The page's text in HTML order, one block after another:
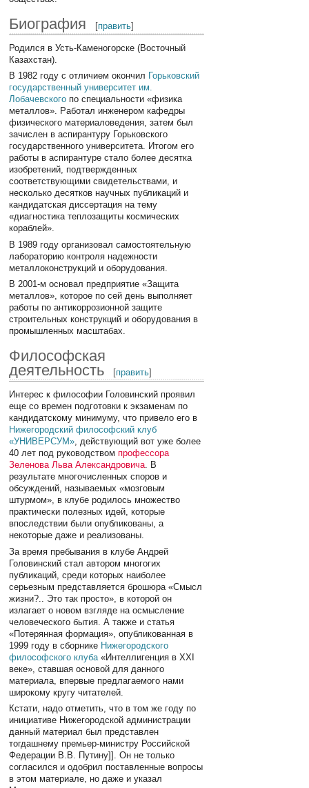
Биография [править]
Родился в Усть-Каменогорске (Восточный
Казахстан).
В 1982 году с отличием окончил Горьковский
государственный университет им.
Лобачевского по специальности «физика
металлов». Работал инженером кафедры
физического материаловедения, затем был
зачислен в аспирантуру Горьковского
государственного университета. Итогом его
работы в аспирантуре стало более десятка
изобретений, подтвержденных
соответствующими свидетельствами, и
несколько десятков научных публикаций и
кандидатская диссертация на тему
«диагностика теплозащиты космических
кораблей».
В 1989 году организовал самостоятельную
лабораторию контроля надежности
металлоконструкций и оборудования.
В 2001-м основал предприятие «Защита
металлов», которое по сей день выполняет
работы по антикоррозионной защите
строительных конструкций и оборудования в
промышленных масштабах.
Философская
деятельность
[править]
Интерес к философии Головинский проявил
еще со времен подготовки к экзаменам по
кандидатскому минимуму, что привело его в
Нижегородский философский клуб
«УНИВЕРСУМ», действующий вот уже более
40 лет под руководствомпрофессора
Зеленова Льва Александровича. В
результате многочисленных споров и
обсуждений, называемых «мозговым
штурмом», в клубе родилось множество
практически полезных идей, которые
впоследствии были опубликованы, а
некоторые даже и реализованы.
За время пребывания в клубе Андрей
Головинский стал автором многогих
публикаций, среди которых наиболее
серьезным представляется брошюра «Смысл
жизни?.. Это так просто», в которой он
излагает о новом взгляде на осмысление
человеческого бытия. А также и статья
«Потерянная формация», опубликованная в
1999 году в сборнике Нижегородского
философского клуба «Интеллигенция в XXI
веке», ставшая основой для данного
материала, впервые предлагаемого нами
широкому кругу читателей.
Кстати, надо отметить, что в том же году по
инициативе Нижегородской администрации
данный материал был представлен
тогдашнему премьер-министру Российской
Федерации В.В. Путину]]. Он не только
согласился и одобрил поставленные вопросы
в этом материале, но даже и указал